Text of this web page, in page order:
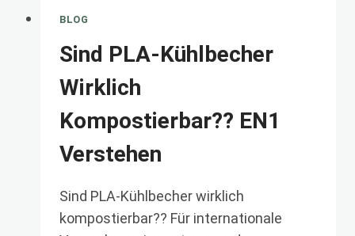
BLOG
Sind PLA-Kühlbecher
Wirklich
Kompostierbar?? EN1
Verstehen
Sind PLA-Kühlbecher wirklich
kompostierbar?? Für internationale